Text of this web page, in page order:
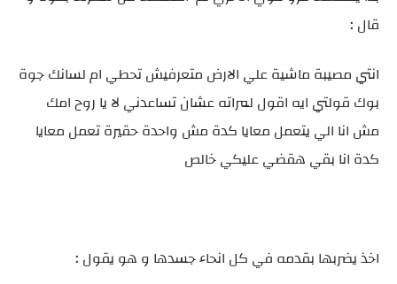
قال :
انتي مصيبة ماشية علي الارض متعرفيش تحطي ام لسانك جوة
بوك قولتي ايه اقول لمراته عشان تساعدني لا يا روح امك
مش انا الي يتعمل معايا كدة مش واحدة حقيرة تعمل معايا
كدة انا بقي هقضي عليكي خالص
اخذ يضربها بقدمه في كل انحاء جسدها و هو يقول :